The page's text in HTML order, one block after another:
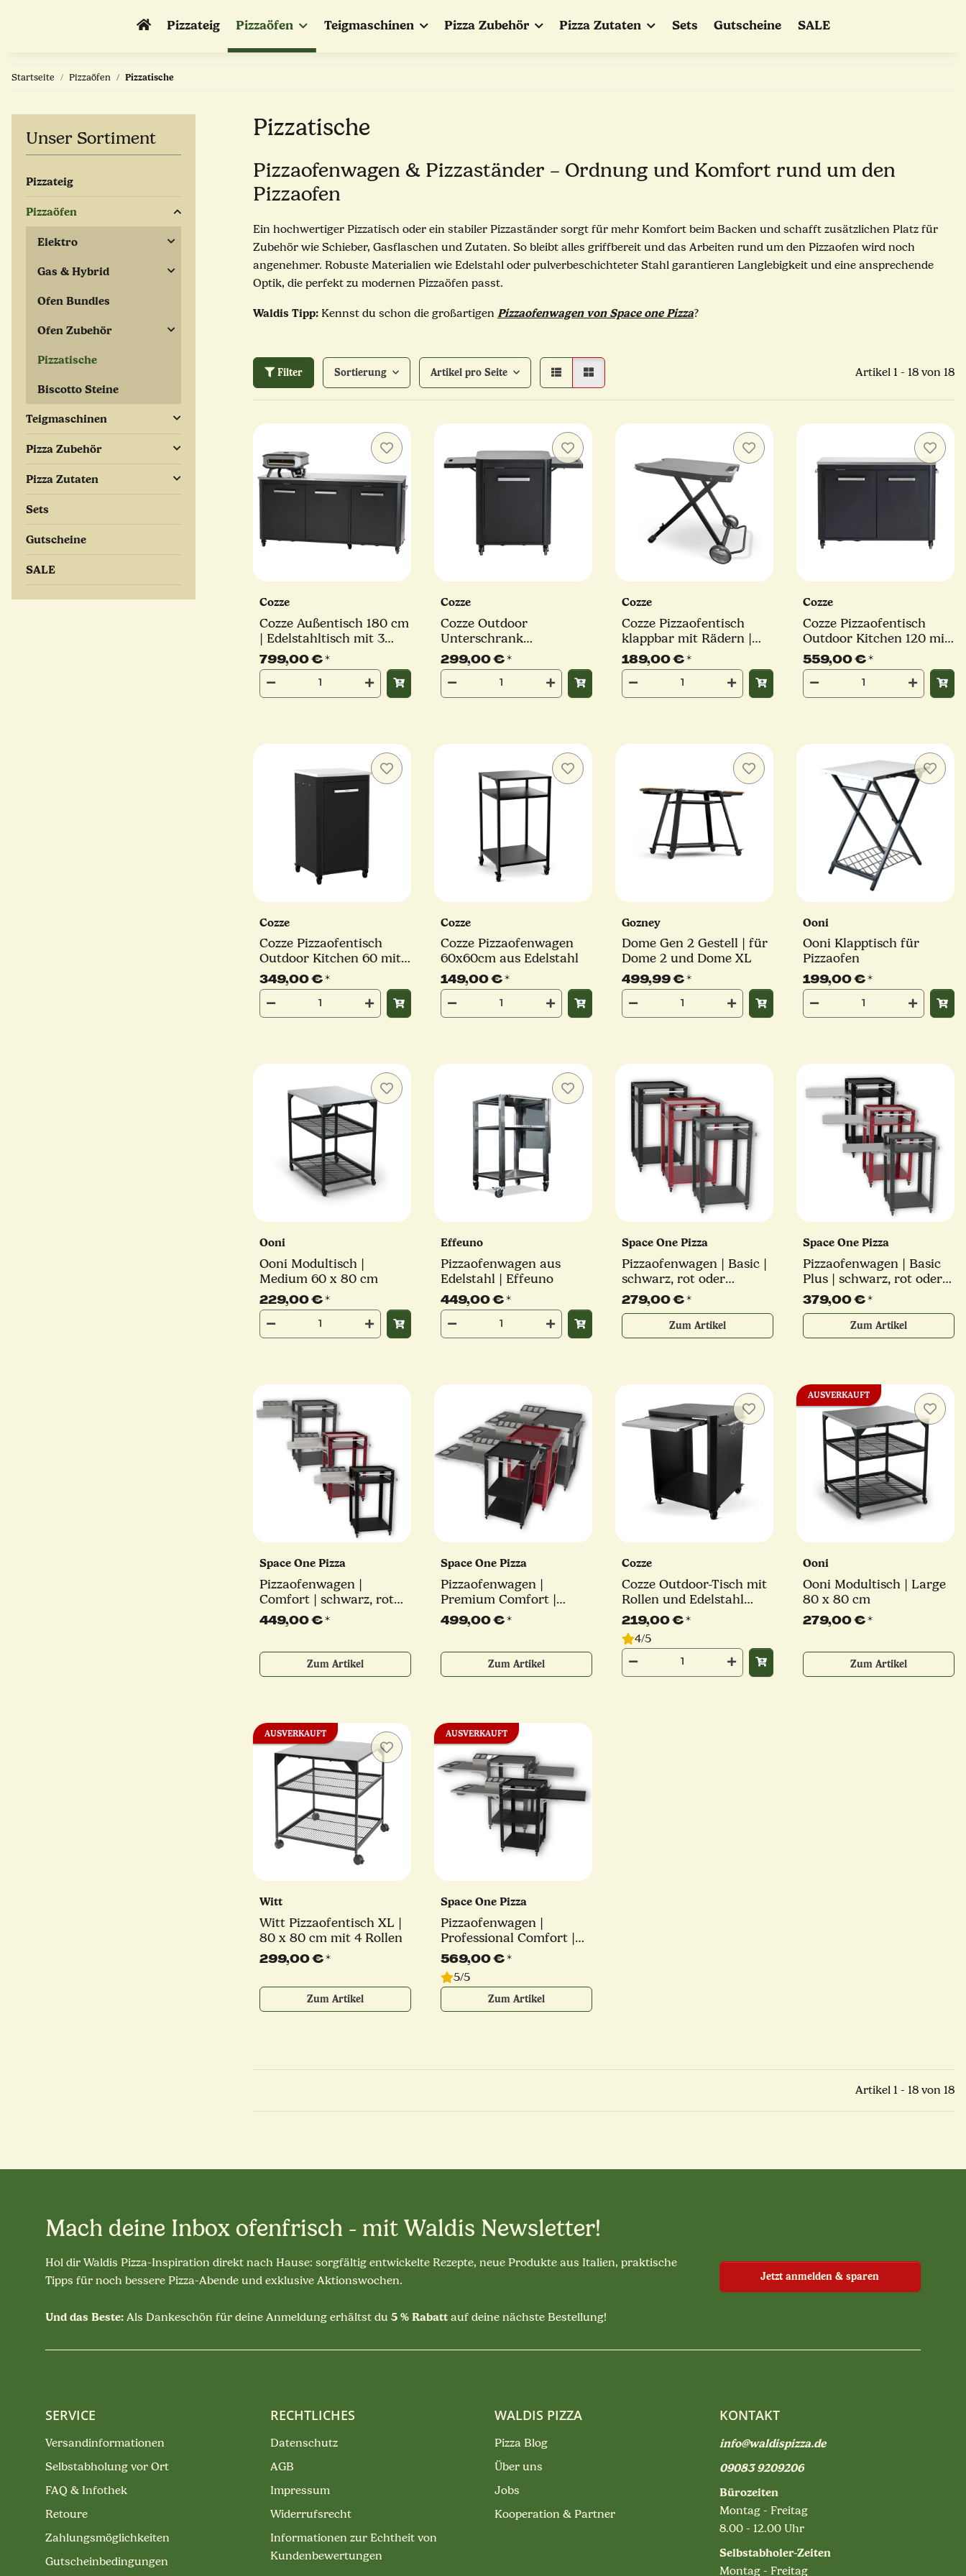
Pizzateig Pizzaöfen Teigmaschinen Pizza Zubehör Pizza Zutaten Sets Gutscheine SALE
Startseite Pizzaöfen Pizzatische
Pizzatische
Pizzaofenwagen & Pizzaständer – Ordnung und Komfort rund um den
Pizzaofen
Ein hochwertiger Pizzatisch oder ein stabiler Pizzaständer sorgt für mehr Komfort beim Backen und schafft zusätzlichen Platz für
Zubehör wie Schieber, Gasflaschen und Zutaten. So bleibt alles griffbereit und das Arbeiten rund um den Pizzaofen wird noch
angenehmer. Robuste Materialien wie Edelstahl oder pulverbeschichteter Stahl garantieren Langlebigkeit und eine ansprechende
Optik, die perfekt zu modernen Pizzaöfen passt.
Waldis Tipp: Kennst du schon die großartigen Pizzaofenwagen von Space one Pizza?
Filter Sortierung Artikel pro Seite Artikel 1 - 18 von 18
Cozze
Cozze Außentisch 180 cm
| Edelstahltisch mit 3
Türen
799,00 €*
Cozze
Cozze Outdoor
Unterschrank
Außenküche Tisch,
schwarz
299,00 €*
Cozze
Cozze Pizzaofentisch
klappbar mit Rädern |
schwarz
189,00 €*
Cozze
Cozze Pizzaofentisch
Outdoor Kitchen 120 mit
Edelstahl-Arbeitsfläche
559,00 €*
Cozze
Cozze Pizzaofentisch
Outdoor Kitchen 60 mit
Edelstahl-Arbeitsfläche |
extra hoch
349,00 €*
Cozze
Cozze Pizzaofenwagen
60x60cm aus Edelstahl
149,00 €*
Gozney
Dome Gen 2 Gestell | für
Dome 2 und Dome XL
499,99 €*
Ooni
Ooni Klapptisch für
Pizzaofen
199,00 €*
Ooni
Ooni Modultisch |
Medium 60 x 80 cm
229,00 €*
Effeuno
Pizzaofenwagen aus
Edelstahl | Effeuno
449,00 €*
Space One Pizza
Pizzaofenwagen | Basic |
schwarz, rot oder
anthrazitgrau
279,00 €*
Zum Artikel
Space One Pizza
Pizzaofenwagen | Basic
Plus | schwarz, rot oder
anthrazitgrau
379,00 €*
Zum Artikel
Space One Pizza
Pizzaofenwagen |
Comfort | schwarz, rot
oder anthrazitgrau
449,00 €*
Zum Artikel
Space One Pizza
Pizzaofenwagen |
Premium Comfort |
schwarz, rot oder
anthrazitgrau
499,00 €*
Zum Artikel
Cozze
Cozze Outdoor-Tisch mit
Rollen und Edelstahl
Auszug | Millarco
219,00 €*
4/5
AUSVERKAUFT
Ooni
Ooni Modultisch | Large
80 x 80 cm
279,00 €*
Zum Artikel
AUSVERKAUFT
Witt
Witt Pizzaofentisch XL |
80 x 80 cm mit 4 Rollen
299,00 €*
Zum Artikel
AUSVERKAUFT
Space One Pizza
Pizzaofenwagen |
Professional Comfort |
schwarz oder
anthrazitgrau
569,00 €*
5/5
Zum Artikel
Artikel 1 - 18 von 18
Unser Sortiment
Pizzateig
Pizzaöfen
Elektro
Gas & Hybrid
Ofen Bundles
Ofen Zubehör
Pizzatische
Biscotto Steine
Teigmaschinen
Pizza Zubehör
Pizza Zutaten
Sets
Gutscheine
SALE
Mach deine Inbox ofenfrisch - mit Waldis Newsletter!
Hol dir Waldis Pizza-Inspiration direkt nach Hause: sorgfältig entwickelte Rezepte, neue Produkte aus Italien, praktische
Tipps für noch bessere Pizza-Abende und exklusive Aktionswochen.
Und das Beste: Als Dankeschön für deine Anmeldung erhältst du 5 % Rabatt auf deine nächste Bestellung!
Jetzt anmelden & sparen
SERVICE
Versandinformationen
Selbstabholung vor Ort
FAQ & Infothek
Retoure
Zahlungsmöglichkeiten
Gutscheinbedingungen
RECHTLICHES
Datenschutz
AGB
Impressum
Widerrufsrecht
Informationen zur Echtheit von
Kundenbewertungen
WALDIS PIZZA
Pizza Blog
Über uns
Jobs
Kooperation & Partner
KONTAKT
info@waldispizza.de
09083 9209206
Bürozeiten
Montag - Freitag
8.00 - 12.00 Uhr
Selbstabholer-Zeiten
Montag - Freitag